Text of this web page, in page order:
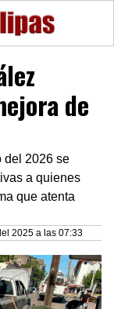
de
del 2026 se
a quienes
que atenta
2025 a las 07:33